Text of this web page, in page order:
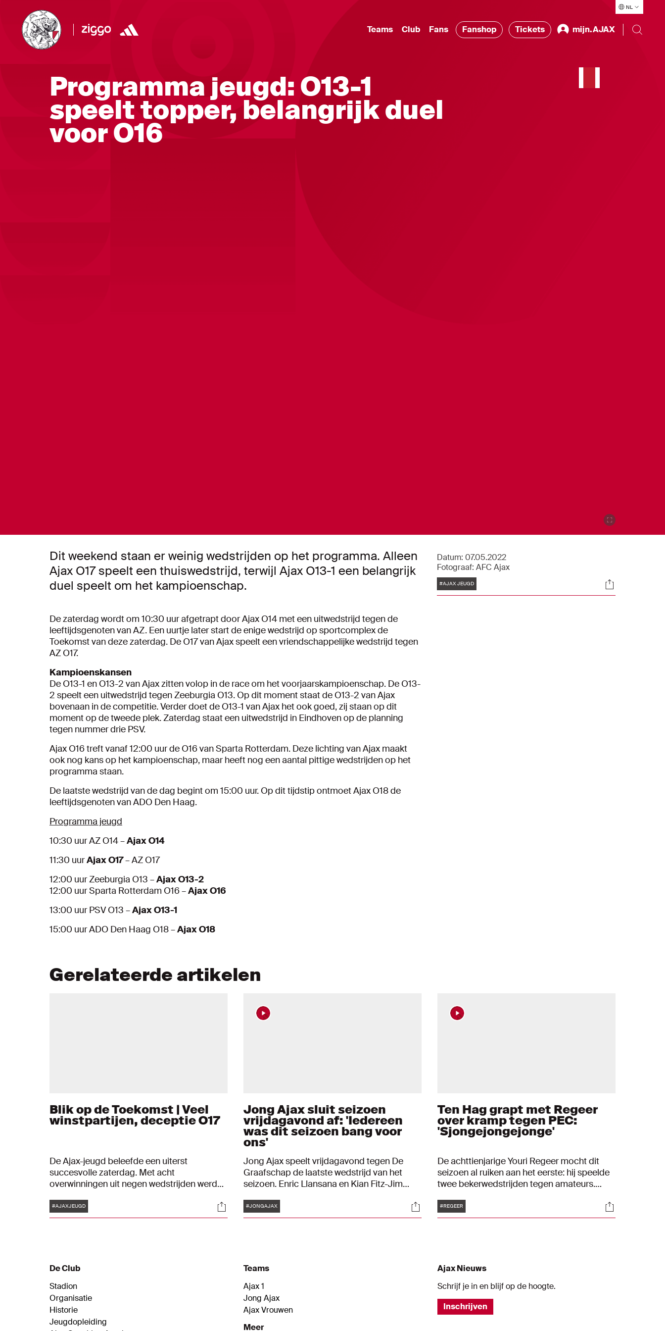
NL
Teams Club Fans Fanshop Tickets mijn.AJAX
Programma jeugd: O13-1
speelt topper, belangrijk duel
voor O16
Dit weekend staan er weinig wedstrijden op het programma. Alleen
Ajax O17 speelt een thuiswedstrijd, terwijl Ajax O13-1 een belangrijk
duel speelt om het kampioenschap.
Datum: 07.05.2022
Fotograaf: AFC Ajax
Tags
#AJAX JEUGD Socials
De zaterdag wordt om 10:30 uur afgetrapt door Ajax O14 met een uitwedstrijd tegen de
leeftijdsgenoten van AZ. Een uurtje later start de enige wedstrijd op sportcomplex de
Toekomst van deze zaterdag. De O17 van Ajax speelt een vriendschappelijke wedstrijd tegen
AZ O17.
Kampioenskansen
De O13-1 en O13-2 van Ajax zitten volop in de race om het voorjaarskampioenschap. De O13-
2 speelt een uitwedstrijd tegen Zeeburgia O13. Op dit moment staat de O13-2 van Ajax
bovenaan in de competitie. Verder doet de O13-1 van Ajax het ook goed, zij staan op dit
moment op de tweede plek. Zaterdag staat een uitwedstrijd in Eindhoven op de planning
tegen nummer drie PSV.
Ajax O16 treft vanaf 12:00 uur de O16 van Sparta Rotterdam. Deze lichting van Ajax maakt
ook nog kans op het kampioenschap, maar heeft nog een aantal pittige wedstrijden op het
programma staan.
De laatste wedstrijd van de dag begint om 15:00 uur. Op dit tijdstip ontmoet Ajax O18 de
leeftijdsgenoten van ADO Den Haag.
Programma jeugd
10:30 uur AZ O14 –Ajax O14
11:30 uurAjax O17– AZ O17
12:00 uur Zeeburgia O13 –Ajax O13-2
12:00 uur Sparta Rotterdam O16 –Ajax O16
13:00 uur PSV O13 –Ajax O13-1
15:00 uur ADO Den Haag O18 –Ajax O18
Gerelateerde artikelen
Blik op de Toekomst | Veel
winstpartijen, deceptie O17
De Ajax-jeugd beleefde een uiterst
succesvolle zaterdag. Met acht
overwinningen uit negen wedstrijden werd
Alleen de O17 ging onderuit. Bekijk hoe het
de Ajacieden verging in Blik op de
Tags
#AJAXJEUGD Socials
Jong Ajax sluit seizoen
vrijdagavond af: 'Iedereen
was dit seizoen bang voor
ons'
Jong Ajax speelt vrijdagavond tegen De
Graafschap de laatste wedstrijd van het
seizoen. Enric Llansana en Kian Fitz-Jim
publiek en het seizoen in stijl afsluiten.
Tags
#JONGAJAX Socials
Ten Hag grapt met Regeer
over kramp tegen PEC:
'Sjongejongejonge'
De achttienjarige Youri Regeer mocht dit
seizoen al ruiken aan het eerste: hij speelde
twee bekerwedstrijden tegen amateurs.
droom in vervulling voor de jongeling: zijn
Eredivisie-debuut voor Ajax.
Tags
#REGEER Socials
De Club
Stadion
Organisatie
Historie
Jeugdopleiding
Teams
Ajax 1
Jong Ajax
Ajax Vrouwen
Meer
Ajax Nieuws
Schrijf je in en blijf op de hoogte.
Inschrijven